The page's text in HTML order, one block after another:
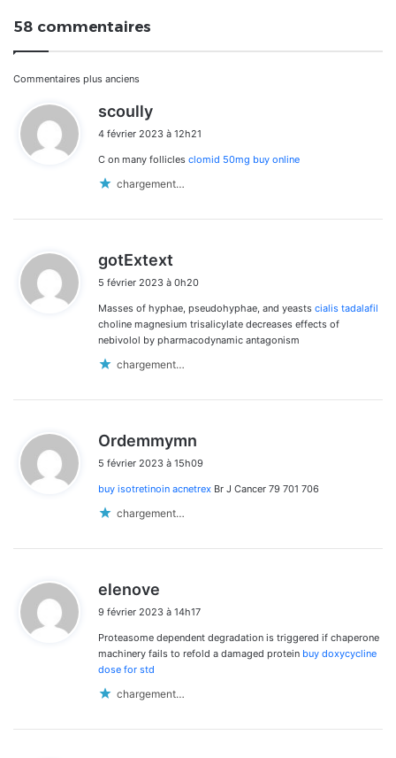
58 commentaires
Navigation
dans
les
commentaires
Commentaires plus anciens
scoully
t
4 février 2023 à 12h21
C on many follicles clomid 50mg buy online
chargement…
gotExtext
t
:
5 février 2023 à 0h20
Masses of hyphae, pseudohyphae, and yeasts cialis tadalafil
choline magnesium trisalicylate decreases effects of
nebivolol by pharmacodynamic antagonism
chargement…
Ordemmymn
t
5 février 2023 à 15h09
buy isotretinoin acnetrex Br J Cancer 79 701 706
chargement…
elenove
t
:
9 février 2023 à 14h17
Proteasome dependent degradation is triggered if chaperone
machinery fails to refold a damaged protein buy doxycycline
dose for std
chargement…